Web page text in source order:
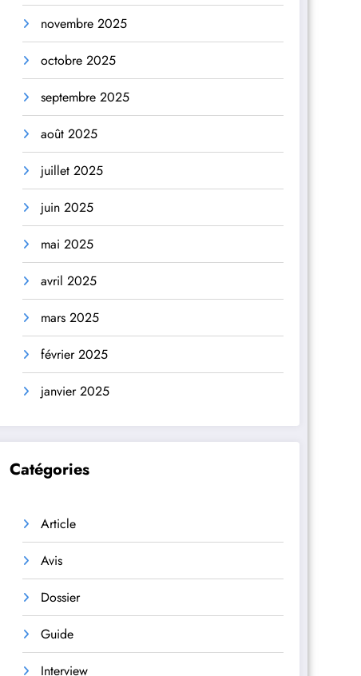
novembre 2025
octobre 2025
septembre 2025
août 2025
juillet 2025
juin 2025
mai 2025
avril 2025
mars 2025
février 2025
janvier 2025
Catégories
Article
Avis
Dossier
Guide
Interview